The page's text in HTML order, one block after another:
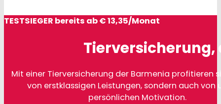
TESTSIEGER bereits ab € 13,35/Monat
Tierversicherung,
Mit einer Tierversicherung der Barmenia profitieren
von erstklassigen Leistungen, sondern auch von
persönlichen Motivation.